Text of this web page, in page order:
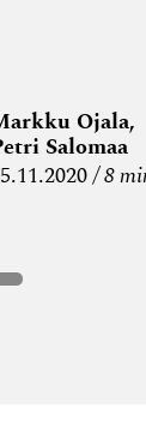
Ojala,
Salomaa
8